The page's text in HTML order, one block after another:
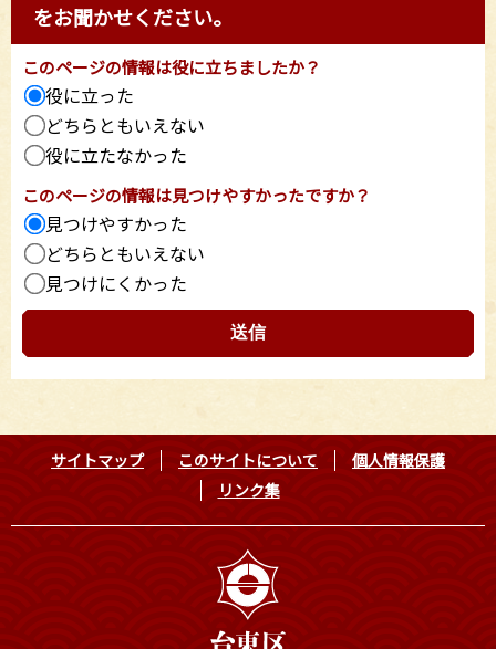
をお聞かせください。
このページの情報は役に立ちましたか？
役に立った
どちらともいえない
役に立たなかった
このページの情報は見つけやすかったですか？
見つけやすかった
どちらともいえない
見つけにくかった
サイトマップ このサイトについて
個人情報保護
リンク集